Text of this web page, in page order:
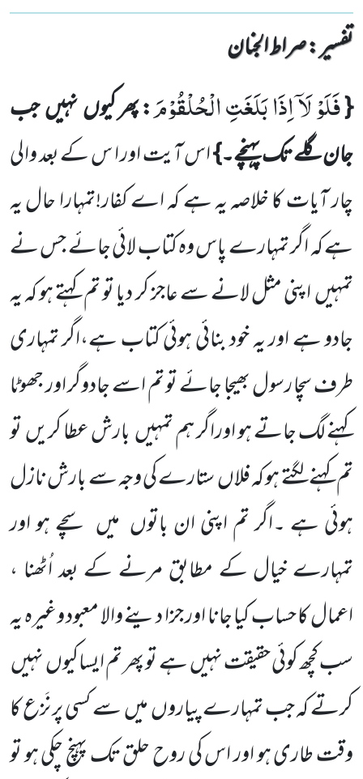
تفسیر : ‎صراط الجنان
{فَلَوْ لَاۤ اِذَا بَلَغَتِ الْحُلْقُوْمَ: پھر کیوںنہیںجب
جان گلے تک پہنچے۔}اس آیت اور ا س کے بعد والی
چار آیات کا خلاصہ یہ ہے کہ اے کفار!تمہارا حال یہ
ہے کہ اگر تمہارے پاس وہ کتاب لائی جائے جس نے
تمہیںاپنی مثل لانے سے عاجز کر دیا تو تم کہتے ہو کہ یہ
جادو ہے اور یہ خود بنائی ہوئی کتاب ہے،اگر تمہاری
طرف سچا رسول بھیجا جائے تو تم اسے جادوگر اور جھوٹا
کہنے لگ جاتے ہو اوراگر ہم تمہیںبارش عطا کریںتو
تم کہنے لگتے ہو کہ فلاںستارے کی وجہ سے بارش نازل
ہوئی ہے ۔اگر تم اپنی ان باتوں میں سچے ہو اور
تمہارے خیال کے مطابق مرنے کے بعد اُٹھنا ،
اعمال کا حساب کیا جانا اور جزا دینے والا معبود وغیرہ یہ
سب کچھ کوئی حقیقت نہیںہے تو پھر تم ایساکیوںنہیں
کرتے کہ جب تمہارے پیاروںمیںسے کسی پر نَزع کا
وقت طاری ہو اور اس کی روح حلق تک پہنچ چکی ہو تو